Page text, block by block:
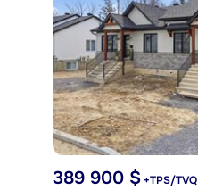
389 900 $ +TPS/TVQ